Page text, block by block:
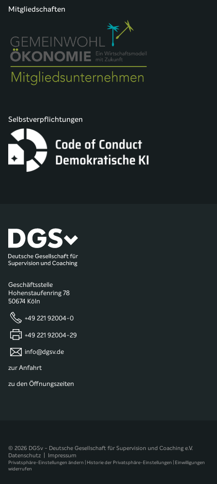
Mitgliedschaften
Selbstverpflichtungen
Geschäftsstelle
Hohenstaufenring 78
50674 Köln
+49 221 92004-0
+49 221 92004-29
info@dgsv.de
zur Anfahrt
zu den Öffnungszeiten
© 2026 DGSv - Deutsche Gesellschaft für Supervision und Coaching e.V.
Datenschutz
Impressum
Privatsphäre-Einstellungen ändern Historie der Privatsphäre-Einstellungen
Einwilligungen
widerrufen